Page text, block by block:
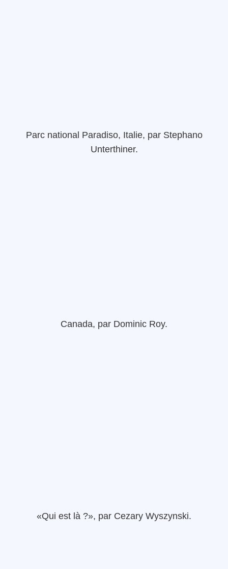
Parc national Paradiso, Italie, par Stephano
Unterthiner.
Canada, par Dominic Roy.
«Qui est là ?», par Cezary Wyszynski.